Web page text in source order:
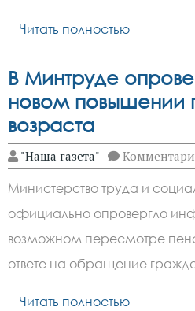
Читать полностью
В Минтруде
новом повышении
возраста
"Наша газета"
Министерство труда и
официально опровергло
возможном пересмотре
ответе на обращение
Читать полностью